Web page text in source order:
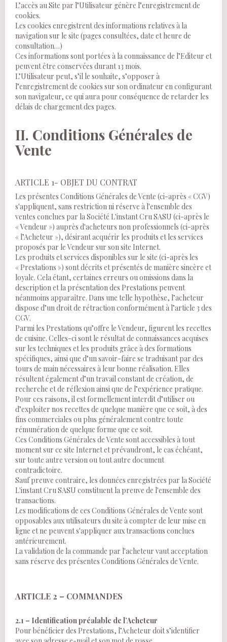
L’accès au Site par l’Utilisateur génère l’enregistrement de
cookies.
Les cookies enregistrent des informations relatives à la
navigation sur le site (pages consultées, date et heure de
consultation…)
Ces informations sont portées à la connaissance de l’Editeur et
peuvent être conservées durant 13 mois.
L’Utilisateur peut, s’il le souhaite, s’opposer à
l’enregistrement de cookies sur son ordinateur en configurant
son navigateur, ce qui aura pour conséquence de retarder les
délais de chargement des pages.
II. Conditions Générales de
Vente
ARTICLE 1- OBJET DU CONTRAT
Les présentes Conditions Générales de Vente (ci-après « CGV)
s'appliquent, sans restriction ni réserve à l'ensemble des
ventes conclues par la Société L'instant Cru SASU (ci-après le
« Vendeur ») auprès d'acheteurs non professionnels (ci-après
« l’Acheteur »), désirant acquérir les produits et les services
proposés par le Vendeur sur son site Internet.
Les produits et services disponibles sur le site (ci-après les
« Prestations ») sont décrits et présentés de manière sincère et
loyale. Cela étant, certaines erreurs ou omissions dans la
description et la présentation des Prestations peuvent
néanmoins apparaître. Dans une telle hypothèse, l’acheteur
dispose d’un droit de rétraction conformément à l’article 3 des
CGV.
Parmi les Prestations qu’offre le Vendeur, figurent les recettes
de cuisine. Celles-ci sont le résultat de connaissances acquises
sur les techniques et les produits grâce à des formations
spécifiques, ainsi que d’un savoir-faire se traduisant par des
tours de main nécessaires à leur bonne réalisation. Elles
résultent également d’un travail constant de création, de
recherche et de réflexion ainsi que de l’expérience pratique.
Pour ces raisons, il est formellement interdit d’utiliser ou
d’exploiter nos recettes de quelque manière que ce soit, à des
fins commerciales ou plus généralement contre toute
rémunération de quelque forme que ce soit.
Ces Conditions Générales de Vente sont accessibles à tout
moment sur ce site Internet et prévaudront, le cas échéant,
sur toute autre version ou tout autre document
contradictoire.
Sauf preuve contraire, les données enregistrées par la Société
L'instant Cru SASU constituent la preuve de l'ensemble des
transactions.
Les modifications de ces Conditions Générales de Vente sont
opposables aux utilisateurs du site à compter de leur mise en
ligne et ne peuvent s'appliquer aux transactions conclues
antérieurement.
La validation de la commande par l'acheteur vaut acceptation
sans réserve des présentes Conditions Générales de Vente.
ARTICLE 2 – COMMANDES
2.1 – Identification préalable de l’Acheteur
Pour bénéficier des Prestations, l’Acheteur doit s’identifier